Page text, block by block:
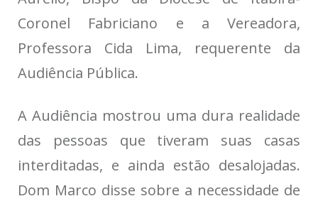
Coronel Fabriciano e a Vereadora,
Professora Cida Lima, requerente da
Audiência Pública.
A Audiência mostrou uma dura realidade
das pessoas que tiveram suas casas
interditadas, e ainda estão desalojadas.
Dom Marco disse sobre a necessidade de